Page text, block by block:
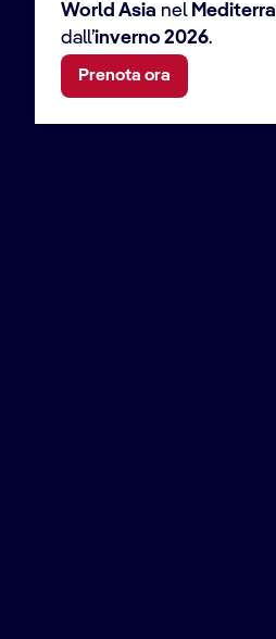
World Asia nel
dall’inverno 2026.
Prenota ora